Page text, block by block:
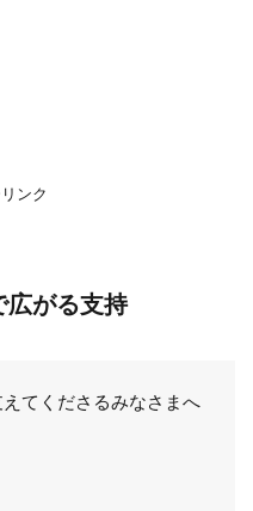
ンク
広がる支持
てくださるみなさまへ